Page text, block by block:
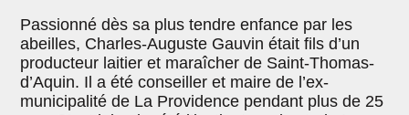
Passionné dès sa plus tendre enfance par les
abeilles, Charles-Auguste Gauvin était fils d’un
producteur laitier et maraîcher de Saint-Thomas-
d’Aquin. Il a été conseiller et maire de l’ex-
municipalité de La Providence pendant plus de 25